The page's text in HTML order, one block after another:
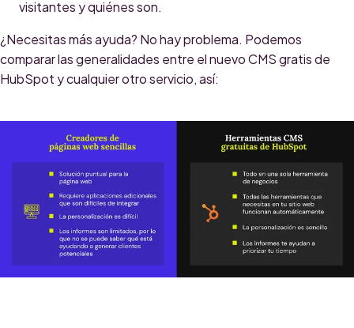
visitantes y quiénes son.
¿Necesitas más ayuda? No hay problema. Podemos
comparar las generalidades entre el nuevo CMS gratis de
HubSpot y cualquier otro servicio, así: